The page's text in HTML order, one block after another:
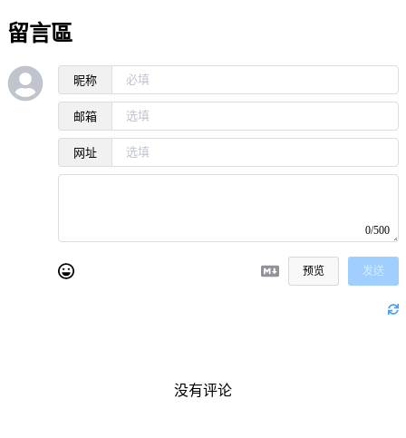
留言區
昵称
邮箱
网址
0/500
预览 发送
没有评论